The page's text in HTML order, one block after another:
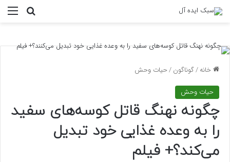
خانه/گوناگون/حیات وحش
حیات وحش
چگونه نهنگ قاتل کوسه‌های سفید
را به وعده غذایی خود تبدیل
می‌کند؟+ فیلم